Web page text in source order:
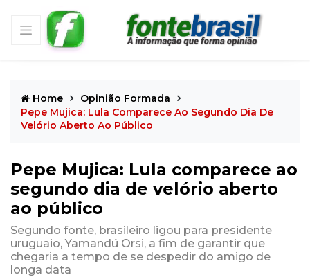
Home
Opinião Formada
Pepe Mujica: Lula Comparece Ao Segundo Dia De
Velório Aberto Ao Público
Pepe Mujica: Lula comparece ao
segundo dia de velório aberto
ao público
Segundo fonte, brasileiro ligou para presidente
uruguaio, Yamandú Orsi, a fim de garantir que
chegaria a tempo de se despedir do amigo de
longa data